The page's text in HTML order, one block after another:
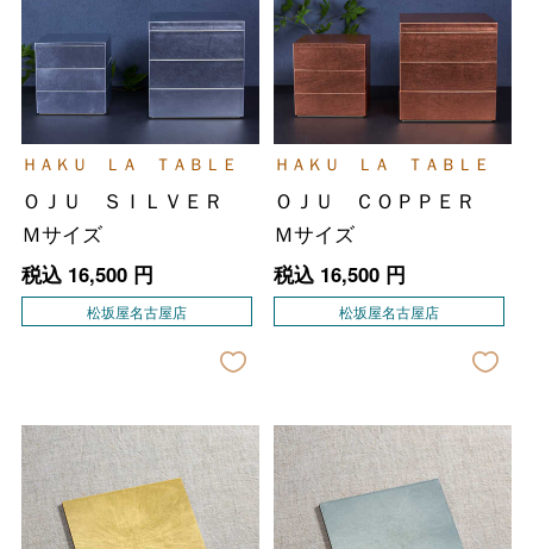
ＨＡＫＵ ＬＡ ＴＡＢＬＥ
ＯＪＵ ＳＩＬＶＥＲ
Ｍサイズ
税込 16,500円
松坂屋名古屋店
ＨＡＫＵ ＬＡ ＴＡＢＬＥ
ＯＪＵ ＣＯＰＰＥＲ
Ｍサイズ
税込 16,500円
松坂屋名古屋店